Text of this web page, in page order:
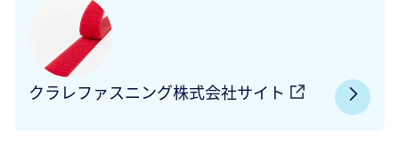
クラレファスニング株式会社サイト